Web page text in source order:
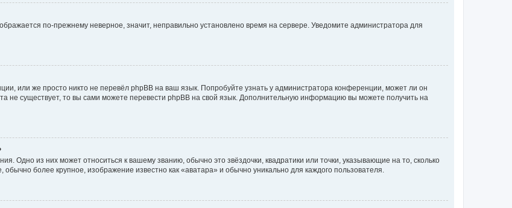
по-прежнему неверное, значит, неправильно установлено время на сервере. Уведомите администратора для
или же просто никто не перевёл phpBB на ваш язык. Попробуйте узнать у администратора конференции, может ли он
не существует, то вы сами можете перевести phpBB на свой язык. Дополнительную информацию вы можете получить на
Одно из них может относиться к вашему званию, обычно это звёздочки, квадратики или точки, указывающие на то, сколько
более крупное, изображение известно как «аватара» и обычно уникально для каждого пользователя.